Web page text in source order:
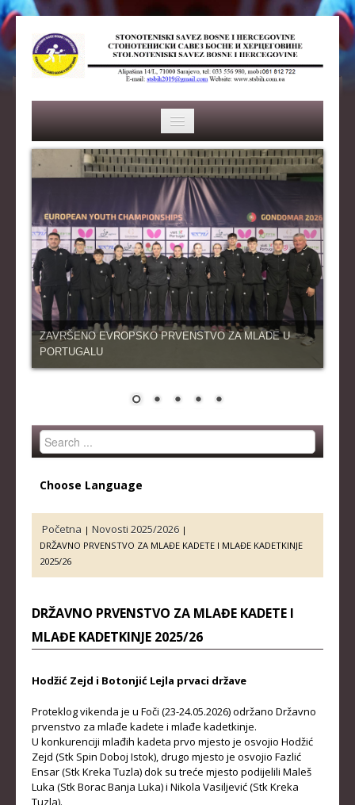
HOME
SAVEZ
ISTORIJA
ORGANI SAVEZA
OSNOVNI PODACI
REPREZENTACIJA
ŽENSKA KADETSKA REPREZENTACIJA
SENIORKE
JUNIORI
JUNIORKE
KADETI
KADETKINJE
MLAĐI KADETI
MLAĐE KADETKINJE
ZAVRŠENO EVROPSKO PRVENSTVO ZA MLADE U
PORTUGALU
Search
...
Choose Language
Početna | Novosti 2025/2026 |
DRŽAVNO PRVENSTVO ZA MLAĐE KADETE I MLAĐE KADETKINJE
2025/26
DRŽAVNO PRVENSTVO ZA MLAĐE KADETE I
MLAĐE KADETKINJE 2025/26
Hodžić Zejd i Botonjić Lejla prvaci države
Proteklog vikenda je u Foči (23-24.05.2026) održano Državno
prvenstvo za mlađe kadete i mlađe kadetkinje.
U konkurenciji mlađih kadeta prvo mjesto je osvojio Hodžić
Zejd (Stk Spin Doboj Istok), drugo mjesto je osvojio Fazlić
Ensar (Stk Kreka Tuzla) dok su treće mjesto podijelili Maleš
Luka (Stk Borac Banja Luka) i Nikola Vasiljević (Stk Kreka
Tuzla).